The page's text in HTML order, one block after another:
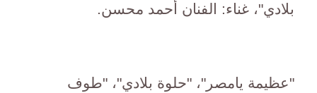
بلادي"، غناء: الفنان أحمد محسن.
"عظيمة يامصر"، "حلوة بلادي"، "طوف